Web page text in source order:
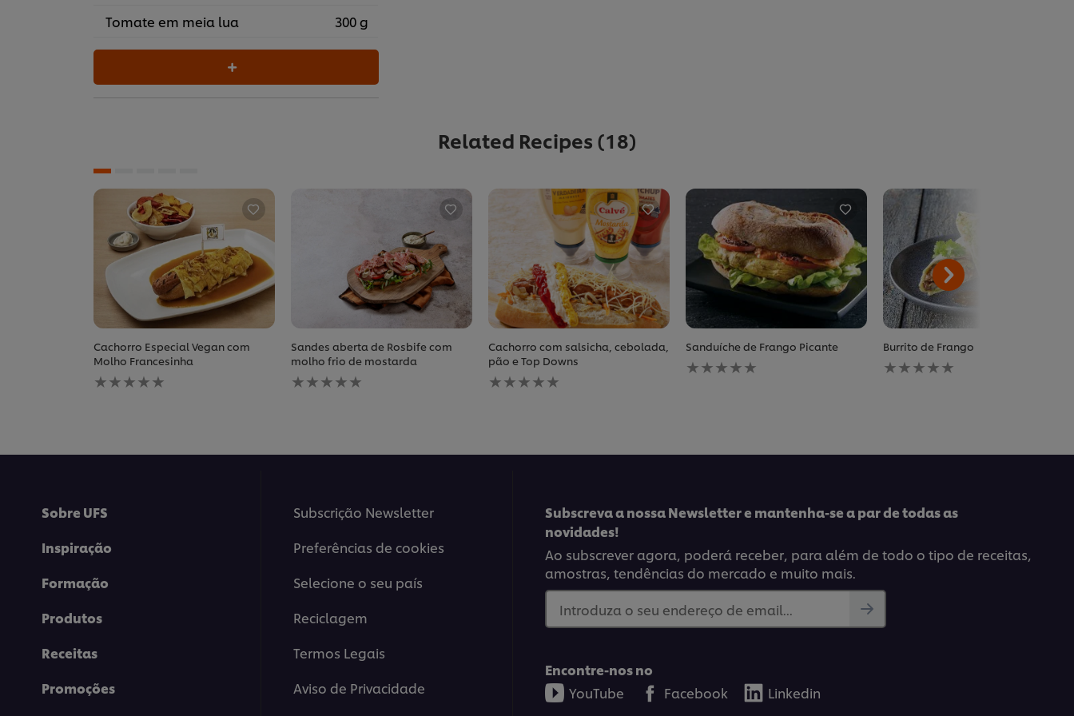
Tomate em meia lua
300 g
Related Recipes (18)
Cachorro Especial Vegan com
Molho Francesinha
Nenhuma
avaliação
Sandes aberta de Rosbife com
molho frio de mostarda
Nenhuma
avaliação
Cachorro com salsicha, cebolada,
pão e Top Downs
Nenhuma
avaliação
Sanduíche de Frango Picante
Nenhuma
avaliação
Burrito de Frango
Nenhuma
avaliação
Sobre UFS
Inspiração
Formação
Produtos
Receitas
Promoções
Subscrição Newsletter
Preferências de cookies
Selecione o seu país
Reciclagem
Termos Legais
Aviso de Privacidade
Subscreva a nossa Newsletter e mantenha-se a par de todas as
novidades!
Ao subscrever agora, poderá receber, para além de todo o tipo de receitas,
amostras, tendências do mercado e muito mais.
Introduza o seu endereço de email...
Encontre-nos no
YouTube
Facebook Linkedin